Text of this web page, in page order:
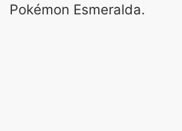
Pokémon Esmeralda.